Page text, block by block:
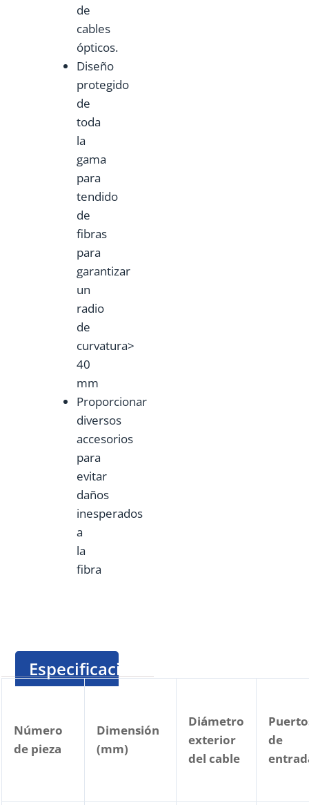
de
cables
ópticos.
Diseño
protegido
de
toda
la
gama
para
tendido
de
fibras
para
garantizar
un
radio
de
curvatura>
40
mm
Proporcionar
diversos
accesorios
para
evitar
daños
inesperados
a
la
fibra
Especificación
Número
de pieza
Dimensión
(mm)
Diámetro
exterior
del cable
de